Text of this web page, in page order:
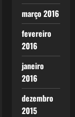
março 2016
fevereiro
2016
janeiro
2016
dezembro
2015